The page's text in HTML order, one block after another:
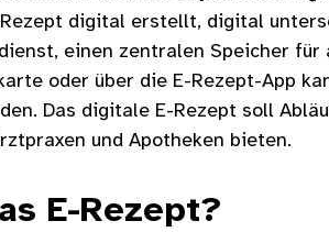
digital erstellt, digital
einen zentralen Speicher
oder über die E-Rezept-App
Das digitale E-Rezept soll
und Apotheken bieten.
E-Rezept?